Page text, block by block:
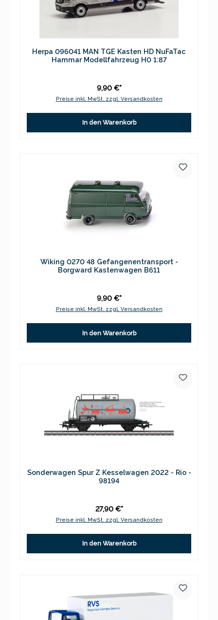
Herpa 096041 MAN TGE Kasten HD NuFaTac
Hammar Modellfahrzeug H0 1:87
9,90 €*
Preise inkl. MwSt. zzgl. Versandkosten
In den Warenkorb
Wiking 0270 48 Gefangenentransport -
Borgward Kastenwagen B611
9,90 €*
Preise inkl. MwSt. zzgl. Versandkosten
In den Warenkorb
Sonderwagen Spur Z Kesselwagen 2022 - Rio -
98194
27,90 €*
Preise inkl. MwSt. zzgl. Versandkosten
In den Warenkorb